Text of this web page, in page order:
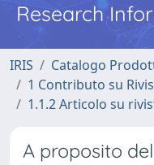
Research
IRIS
Catalogo
1 Contributo su
1.1.2 Articolo su
A proposito